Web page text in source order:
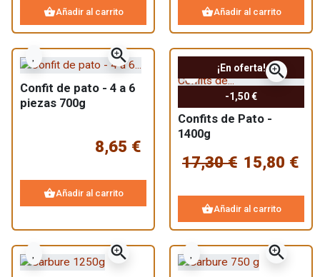
especialidades a base de pato, encontrará los mejores platos
del suroeste en un mismo lugar.
shopping_basketAñadir al carrito shopping_basketAñadir al carrito
zoom_in
Confit de pato - 4 a 6
piezas 700g
8,65 €
shopping_basketAñadir al carrito
¡En oferta!
-1,50 €
zoom_in
Pack 2 Manchons
Confits de Pato -
1400g
17,30 € 15,80 €
shopping_basketAñadir al carrito
zoom_in zoom_in